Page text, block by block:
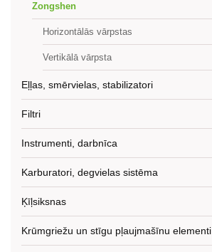
Zongshen
Horizontālās vārpstas
Vertikālā vārpsta
Eļļas, smērvielas, stabilizatori
Filtri
Instrumenti, darbnīca
Karburatori, degvielas sistēma
Ķīļsiksnas
Krūmgriežu un stīgu pļaujmašīnu elementi